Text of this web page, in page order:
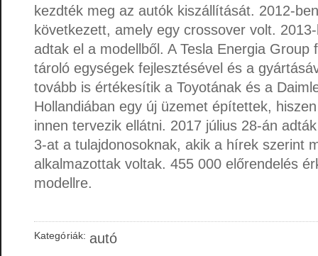
kezdték meg az autók kiszállítását. 2012-
következett, amely egy crossover volt.
adtak el a modellből. A Tesla Energia Group
tároló egységek fejlesztésével és a
tovább is értékesítik a Toyotának és a
Hollandiában egy új üzemet építettek,
innen tervezik ellátni. 2017 július 28-án
3-at a tulajdonosoknak, akik a hírek szerint
alkalmazottak voltak. 455 000 előrendelés
modellre.
Kategóriák: autó